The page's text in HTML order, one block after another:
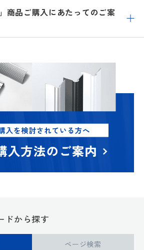
商品ご購入にあたってのご案
ドから探す
ページ検索